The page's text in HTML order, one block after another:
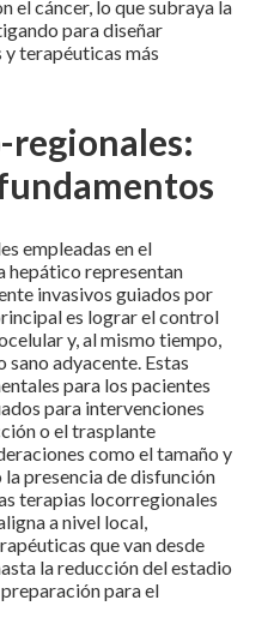
el cáncer, lo que subraya la
para diseñar
terapéuticas más
regionales:
empleadas en el
hepático representan
invasivos guiados por
es lograr el control
y, al mismo tiempo,
adyacente. Estas
para los pacientes
para intervenciones
o el trasplante
como el tamaño y
presencia de disfunción
terapias locorregionales
a nivel local,
que van desde
la reducción del estadio
para el